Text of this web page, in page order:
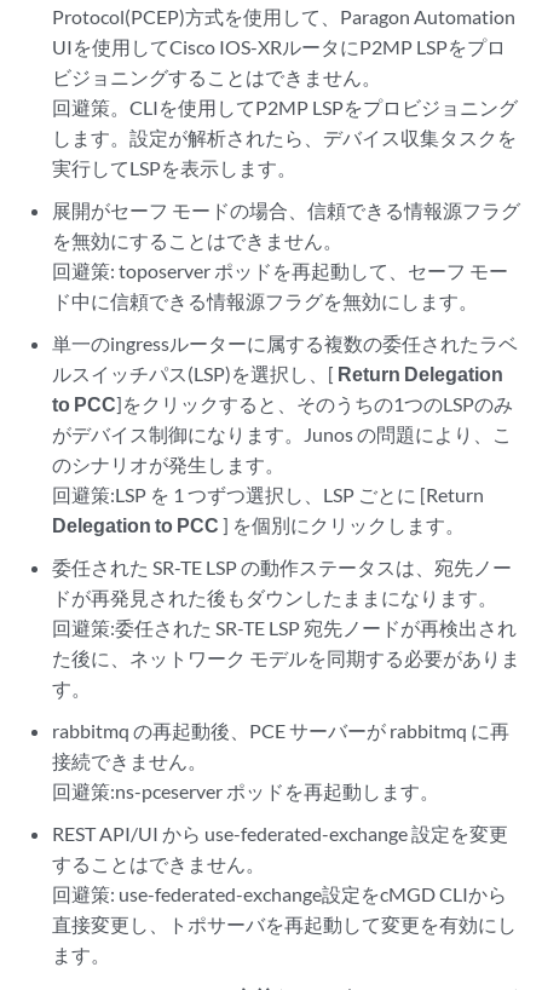
Protocol(PCEP)方式を使用して、Paragon Automation
UIを使用してCisco IOS-XRルータにP2MP LSPをプロ
ビジョニングすることはできません。
回避策。CLIを使用してP2MP LSPをプロビジョニング
します。設定が解析されたら、デバイス収集タスクを
実行してLSPを表示します。
展開がセーフ モードの場合、信頼できる情報源フラグ
を無効にすることはできません。
回避策: toposerver ポッドを再起動して、セーフ モー
ド中に信頼できる情報源フラグを無効にします。
単一のingressルーターに属する複数の委任されたラベ
ルスイッチパス(LSP)を選択し、[ Return Delegation
to PCC]をクリックすると、そのうちの1つのLSPのみ
がデバイス制御になります。Junos の問題により、こ
のシナリオが発生します。
回避策:LSP を 1 つずつ選択し、LSP ごとに [Return
Delegation to PCC ] を個別にクリックします。
委任された SR-TE LSP の動作ステータスは、宛先ノー
ドが再発見された後もダウンしたままになります。
回避策:委任された SR-TE LSP 宛先ノードが再検出され
た後に、ネットワーク モデルを同期する必要がありま
す。
rabbitmq の再起動後、PCE サーバーが rabbitmq に再
接続できません。
回避策:ns-pceserver ポッドを再起動します。
REST API/UI から use-federated-exchange 設定を変更
することはできません。
回避策: use-federated-exchange設定をcMGD CLIから
直接変更し、トポサーバを再起動して変更を有効にし
ます。